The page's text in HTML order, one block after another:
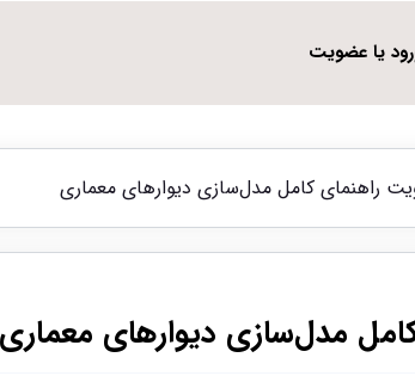
یا عضویت